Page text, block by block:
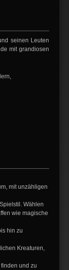
seinen Leuten
mit grandiosen
mit unzähligen
Wählen
wie magische
hin zu
Kreaturen,
und zu